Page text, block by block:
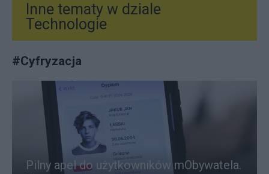
Inne tematy w dziale
Technologie
#Cyfryzacja
Pilny apel do użytkowników mObywatela.